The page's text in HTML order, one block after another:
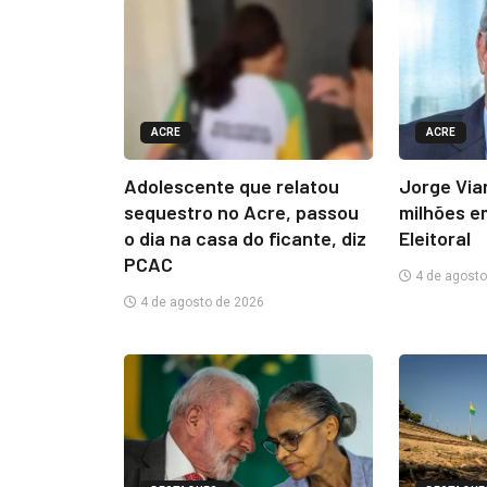
ACRE
Adolescente que relatou
sequestro no Acre, passou
o dia na casa do ficante, diz
PCAC
4 de agosto de 2026
ACRE
Jorge
milhões
Eleitoral
4 de